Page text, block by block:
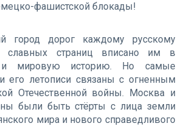
фашистской блокады!
город дорог каждому русскому
славных страниц вписано им в
и мировую историю. Но самые
его летописи связаны с огненным
Отечественной войны. Москва и
были быть стёрты с лица земли
мира и нового справедливого